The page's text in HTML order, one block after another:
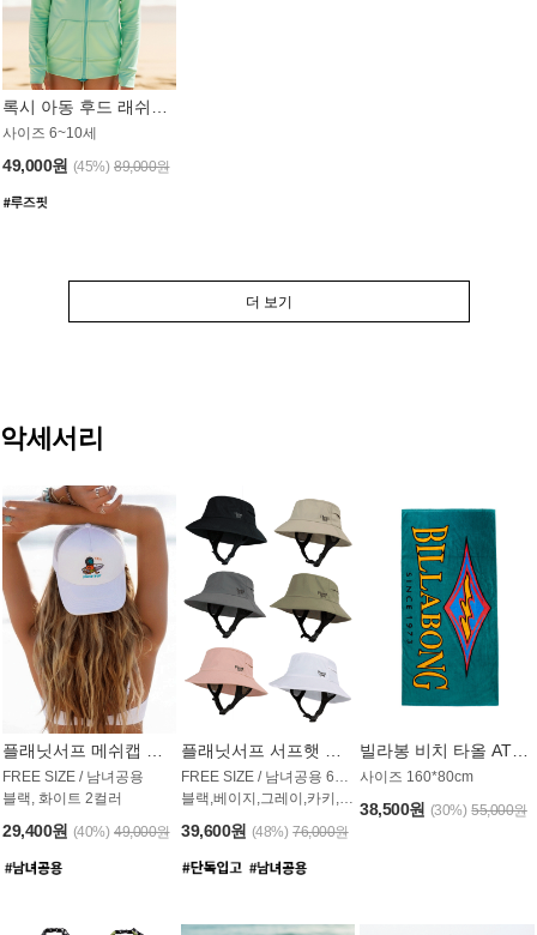
록시 아동 후드 래쉬가드 GT764MRX
사이즈 6~10세
49,000원 (45%) 89,000원
더 보기
악세서리
FREE SIZE / 남녀공용
블랙, 화이트 2컬러
29,400원 (40%) 49,000원
블랙,베이지,그레이,카키,핑크,화이트
39,600원 (48%) 76,000원
사이즈 160*80cm
38,500원 (30%) 55,000원